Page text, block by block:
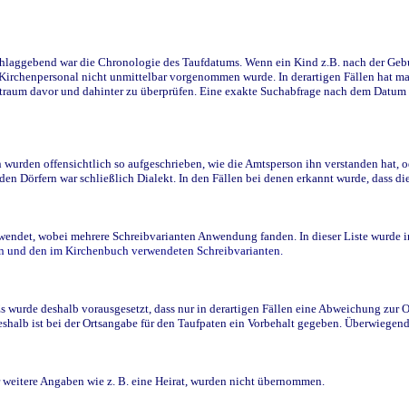
war die Chronologie des Taufdatums. Wenn ein Kind z.B. nach der
nicht unmittelbar vorgenommen wurde. In derartigen Fällen hat
davor und dahinter zu überprüfen. Eine exakte Suchabfrage nach dem
offensichtlich so aufgeschrieben, wie die Amtsperson ihn verstanden hat,
Dörfern war schließlich Dialekt. In den Fällen bei denen erkannt wurde, dass
wobei mehrere Schreibvarianten Anwendung fanden. In dieser Liste wurde
den im Kirchenbuch verwendeten Schreibvarianten.
deshalb vorausgesetzt, dass nur in derartigen Fällen eine Abweichung
ist bei der Ortsangabe für den Taufpaten ein Vorbehalt gegeben.
Angaben wie z. B. eine Heirat, wurden nicht übernommen.